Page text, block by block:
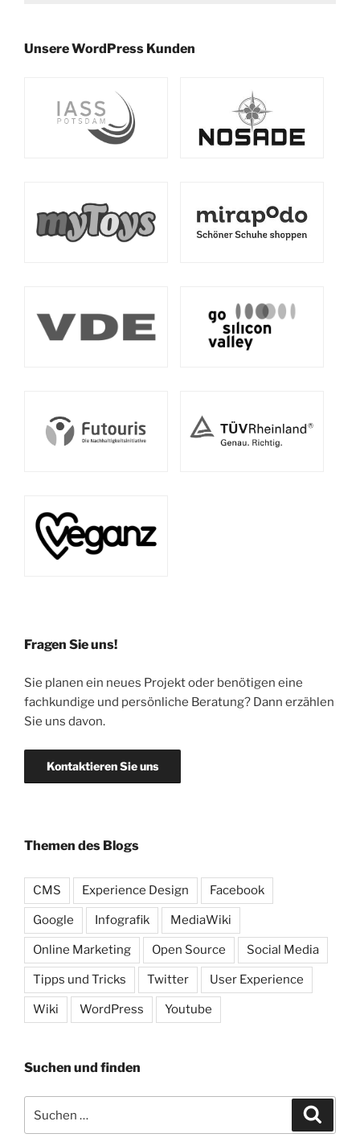
Unsere WordPress Kunden
Fragen Sie uns!
Sie planen ein neues Projekt oder benötigen eine
fachkundige und persönliche Beratung? Dann erzählen
Sie uns davon.
Kontaktieren Sie uns
Themen des Blogs
CMS Experience Design Facebook
Google Infografik MediaWiki
Online Marketing Open Source Social Media
Tipps und Tricks Twitter User Experience
Wiki WordPress Youtube
Suchen und finden
nach: